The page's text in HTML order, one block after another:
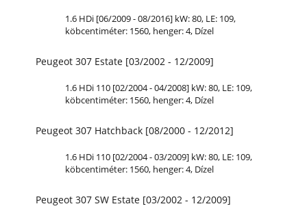
1.6 HDi [06/2009 - 08/2016] kW: 80, LE: 109,
köbcentiméter: 1560, henger: 4, Dízel
Peugeot 307 Estate [03/2002 - 12/2009]
1.6 HDi 110 [02/2004 - 04/2008] kW: 80, LE: 109,
köbcentiméter: 1560, henger: 4, Dízel
Peugeot 307 Hatchback [08/2000 - 12/2012]
1.6 HDi 110 [02/2004 - 03/2009] kW: 80, LE: 109,
köbcentiméter: 1560, henger: 4, Dízel
Peugeot 307 SW Estate [03/2002 - 12/2009]